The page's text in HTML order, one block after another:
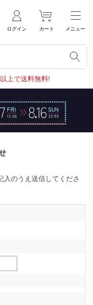
ログイン カート メニュー
上で送料無料!
入のうえ送信してくださ